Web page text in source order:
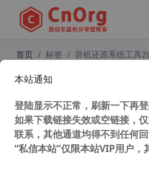
首页 标签 异机还原系统工具
官方不支持
e和win系统
本站通知
登陆显示不正常，刷新一下再
如果下载链接失效或空链接，
联系，其他通道均得不到任何
“私信本站”仅限本站VIP用户，